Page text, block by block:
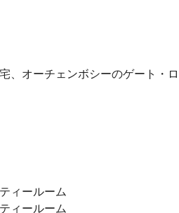
、オーチェンボシーのゲート・ロ
ィールーム
ィールーム